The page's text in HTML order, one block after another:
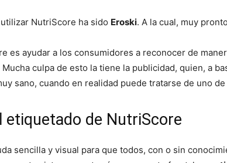
NutriScore ha sido Eroski. A la cual, muy
es ayudar a los consumidores a reconocer de
culpa de esto la tiene la publicidad, quien, a
sano, cuando en realidad puede tratarse de uno
etiquetado de NutriScore
sencilla y visual para que todos, con o sin